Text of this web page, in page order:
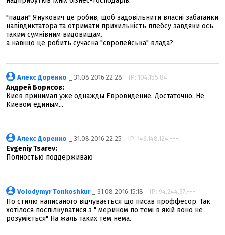
"пацан" Янукович це робив, щоб задовільнити власні забаганки
напівдиктатора та отримати прихильність плебсу завдяки ось
таким сумнівним видовищам.
а навіщо це робить сучасна "європейська" влада?
Алекс Доренко _ 31.08.2016 22:28 IP: 104.155.84.---
Андрей Борисов:
Киев принимал уже однажды Евровидение. Достаточно. Не
Киевом единым...
Алекс Доренко _ 31.08.2016 22:25 IP: 146.148.124.---
Evgeniy Tsarev:
Полностью поддерживаю
Volodymyr Tonkoshkur_ 31.08.2016 15:18 IP: 94.244.37.---
По стилю написаного відчувається що писав проффесор. Так
хотілося поспілкуватися з " мерином по темі в якій воно не
розуміється" На жаль таких тем нема.